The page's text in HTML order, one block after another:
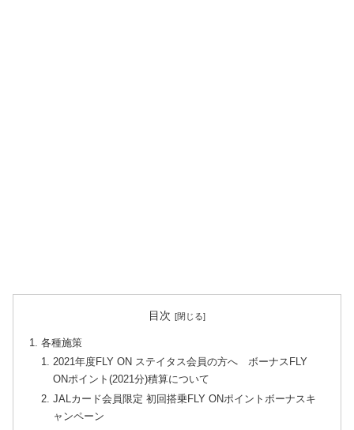
目次
各種施策
2021年度FLY ON ステイタス会員の方へ ボーナスFLY
ONポイント(2021分)積算について
JALカード会員限定 初回搭乗FLY ONポイントボーナスキ
ャンペーン